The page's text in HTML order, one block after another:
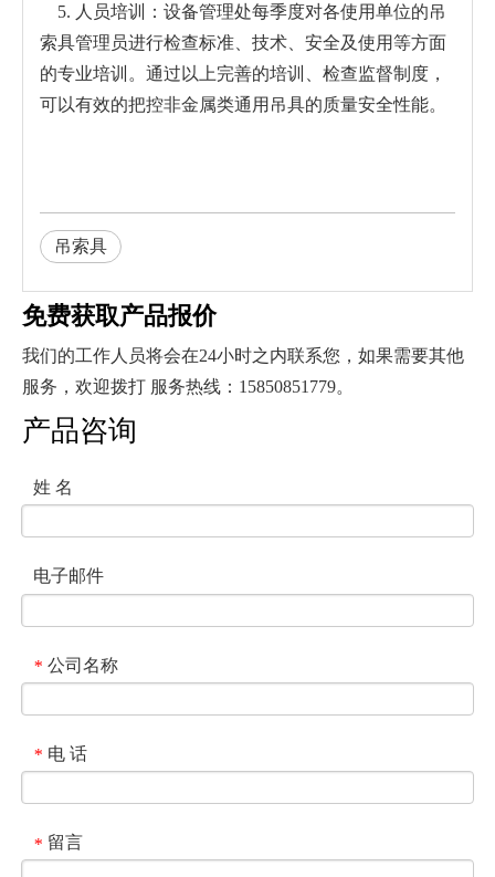
5. 人员培训：设备管理处每季度对各使用单位的吊
索具管理员进行检查标准、技术、安全及使用等方面
的专业培训。通过以上完善的培训、检查监督制度，
可以有效的把控非金属类通用吊具的质量安全性能。
吊索具
免费获取产品报价
我们的工作人员将会在24小时之内联系您，如果需要其他
服务，欢迎拨打 服务热线：15850851779。
产品咨询
姓 名
电子邮件
* 公司名称
* 电 话
* 留言